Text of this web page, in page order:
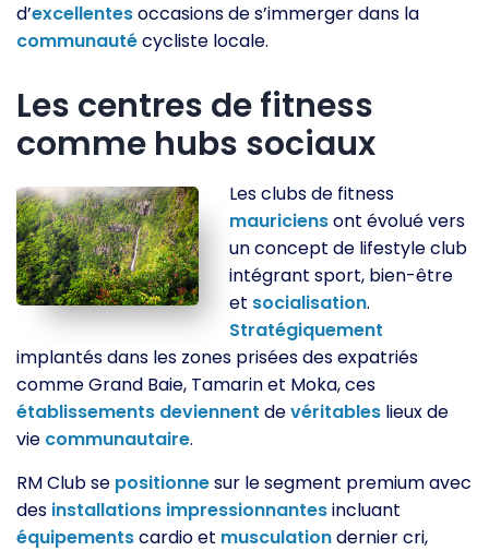
d’excellentesoccasions de s’immerger dans la
communautécycliste locale.
Les centres de fitness
comme hubs sociaux
Les clubs de fitness
mauriciensont évolué vers
un concept de lifestyle club
intégrant sport, bien-être
et socialisation.
Stratégiquement
implantés dans les zones prisées des expatriés
comme Grand Baie, Tamarin et Moka, ces
établissements deviennent devéritables lieux de
vie communautaire.
RM Club se positionnesur le segment premium avec
des installations impressionnantesincluant
équipementscardio et musculationdernier cri,